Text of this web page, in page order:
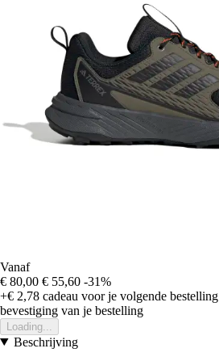
Vanaf
€ 80,00 € 55,60 -31%
+€ 2,78 cadeau voor je volgende bestelling
bevestiging van je bestelling
Loading...
Beschrijving